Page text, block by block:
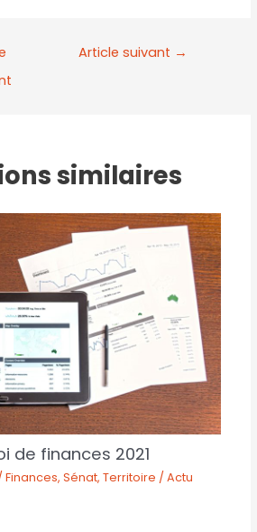
Article suivant →
similaires
de finances 2021
Finances,Sénat,Territoire / Actu